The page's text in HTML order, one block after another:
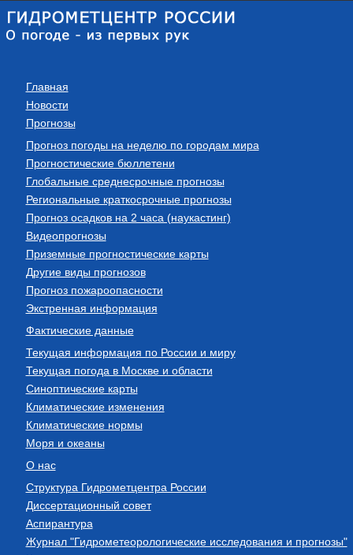
Главная
Новости
Прогнозы
Прогноз погоды на неделю по городам мира
Прогностические бюллетени
Глобальные среднесрочные прогнозы
Региональные краткосрочные прогнозы
Прогноз осадков на 2 часа (наукастинг)
Видеопрогнозы
Приземные прогностические карты
Другие виды прогнозов
Прогноз пожароопасности
Экстренная информация
Фактические данные
Текущая информация по России и миру
Текущая погода в Москве и области
Синоптические карты
Климатические изменения
Климатические нормы
Моря и океаны
О нас
Структура Гидрометцентра России
Диссертационный совет
Аспирантура
Журнал "Гидрометеорологические исследования и прогнозы"